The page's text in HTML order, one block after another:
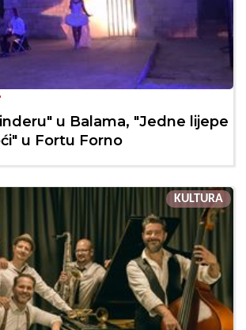
u Balama, "Jedne lijepe
u Fortu Forno
KULTURA